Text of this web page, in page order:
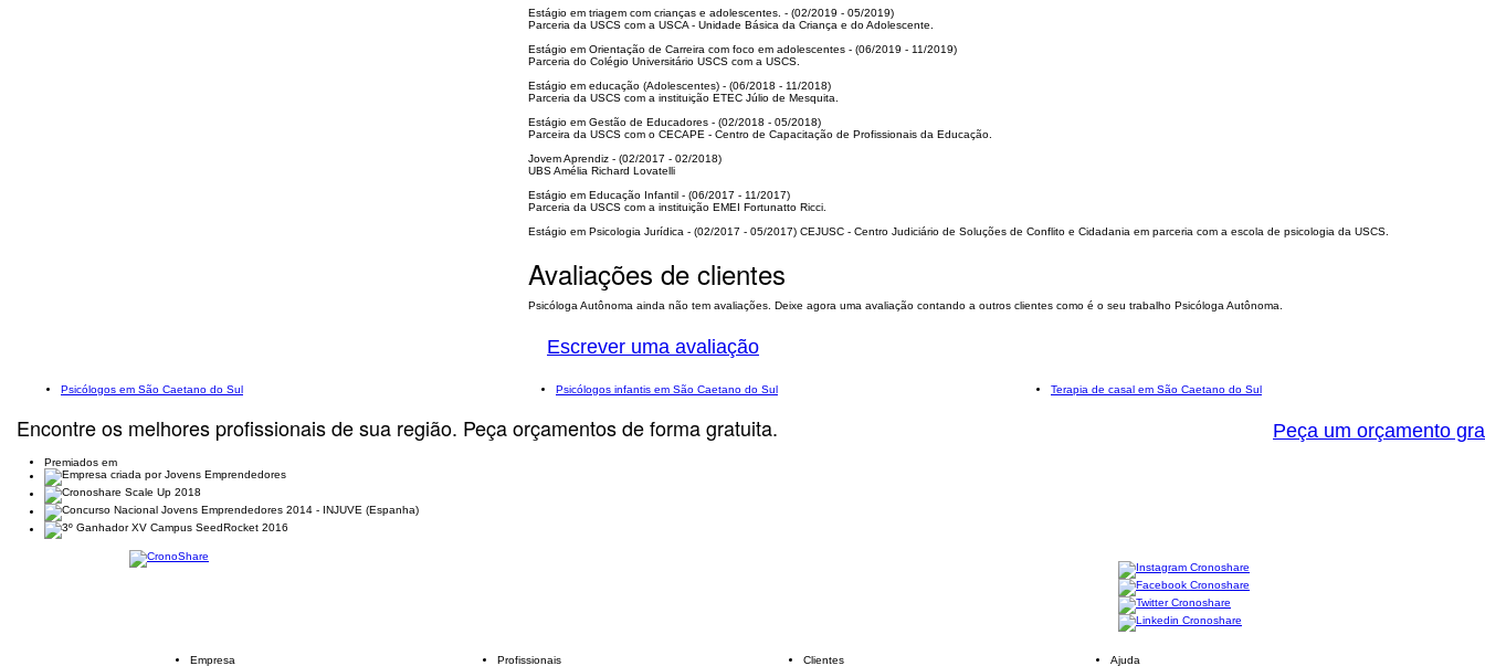
Estágio em triagem com crianças e adolescentes. - (02/2019 - 05/2019)
Parceria da USCS com a USCA - Unidade Básica da Criança e do Adolescente.
Estágio em Orientação de Carreira com foco em adolescentes - (06/2019 - 11/2019)
Parceria do Colégio Universitário USCS com a USCS.
Estágio em educação (Adolescentes) - (06/2018 - 11/2018)
Parceria da USCS com a instituição ETEC Júlio de Mesquita.
Estágio em Gestão de Educadores - (02/2018 - 05/2018)
Parceira da USCS com o CECAPE - Centro de Capacitação de Profissionais da Educação.
Jovem Aprendiz - (02/2017 - 02/2018)
UBS Amélia Richard Lovatelli
Estágio em Educação Infantil - (06/2017 - 11/2017)
Parceria da USCS com a instituição EMEI Fortunatto Ricci.
Estágio em Psicologia Jurídica - (02/2017 - 05/2017) CEJUSC - Centro Judiciário de Soluções de Conflito e Cidadania em parceria com a escola de psicologia da USCS.
Avaliações de clientes
Psicóloga Autônoma ainda não tem avaliações. Deixe agora uma avaliação contando a outros clientes como é o seu trabalho Psicóloga Autônoma.
Escrever uma avaliação
Psicólogos em São Caetano do Sul Psicólogos infantis em São Caetano do Sul Terapia de casal em São Caetano do Sul
Encontre os melhores profissionais de sua região. Peça orçamentos de forma gratuita. Peça um orçamento
Premiados em
Empresa Profissionais Clientes Ajuda